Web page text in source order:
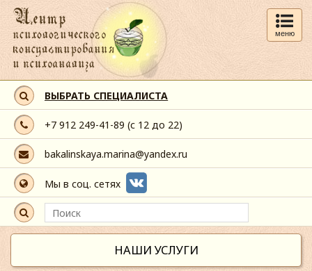
меню
ВЫБРАТЬ СПЕЦИАЛИСТА
+7 912 249-41-89 (с 12 до 22)
bakalinskaya.marina@yandex.ru
Мы в соц. сетях
НАШИ УСЛУГИ